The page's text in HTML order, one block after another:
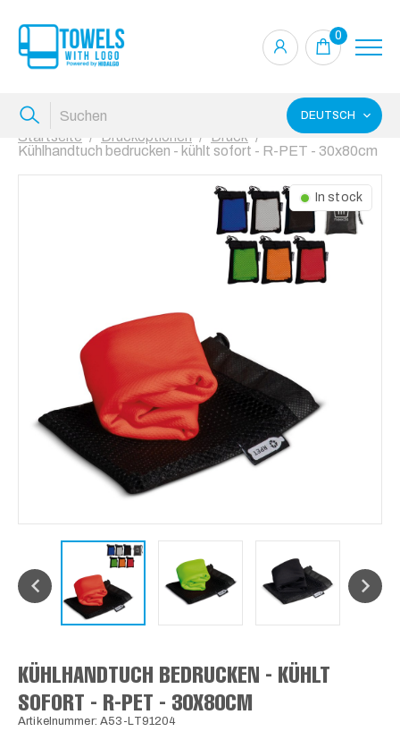
0
DEUTSCH
Startseite Druckoptionen
Druck
Kühlhandtuch bedrucken - kühlt sofort - R-PET - 30x80cm
In stock
KÜHLHANDTUCH BEDRUCKEN - KÜHLT
SOFORT - R-PET - 30X80CM
Artikelnummer: A53-LT91204